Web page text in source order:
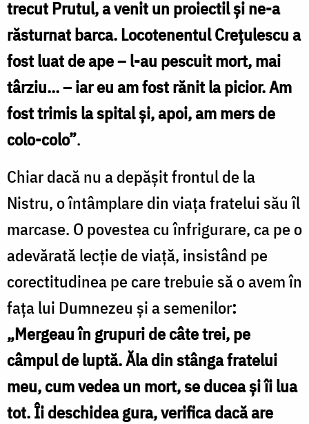
trecut Prutul, a venit un proiectil şi ne-a
răsturnat barca. Locotenentul Creţulescu a
fost luat de ape – l-au pescuit mort, mai
târziu... – iar eu am fost rănit la picior. Am
fost trimis la spital şi, apoi, am mers de
colo-colo”.
Chiar dacă nu a depășit frontul de la
Nistru, o întâmplare din viața fratelui său îl
marcase. O povestea cu înfrigurare, ca pe o
adevărată lecție de viață, insistând pe
corectitudinea pe care trebuie să o avem în
fața lui Dumnezeu și a semenilor:
„Mergeau în grupuri de câte trei, pe
câmpul de luptă. Ăla din stânga fratelui
meu, cum vedea un mort, se ducea şi îi lua
tot. Îi deschidea gura, verifica dacă are